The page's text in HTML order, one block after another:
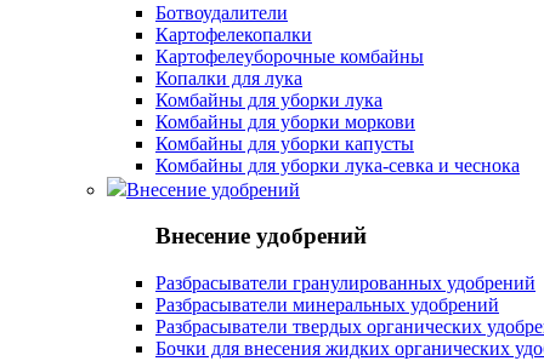
Ботвоудалители
Картофелекопалки
Картофелеуборочные комбайны
Копалки для лука
Комбайны для уборки лука
Комбайны для уборки моркови
Комбайны для уборки капусты
Комбайны для уборки лука-севка и чеснока
Внесение удобрений
Внесение удобрений
Разбрасыватели гранулированных удобрений
Разбрасыватели минеральных удобрений
Разбрасыватели твердых органических
Бочки для внесения жидких органических